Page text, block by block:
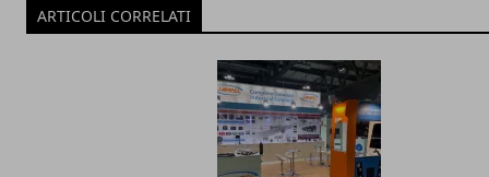
ARTICOLI CORRELATI